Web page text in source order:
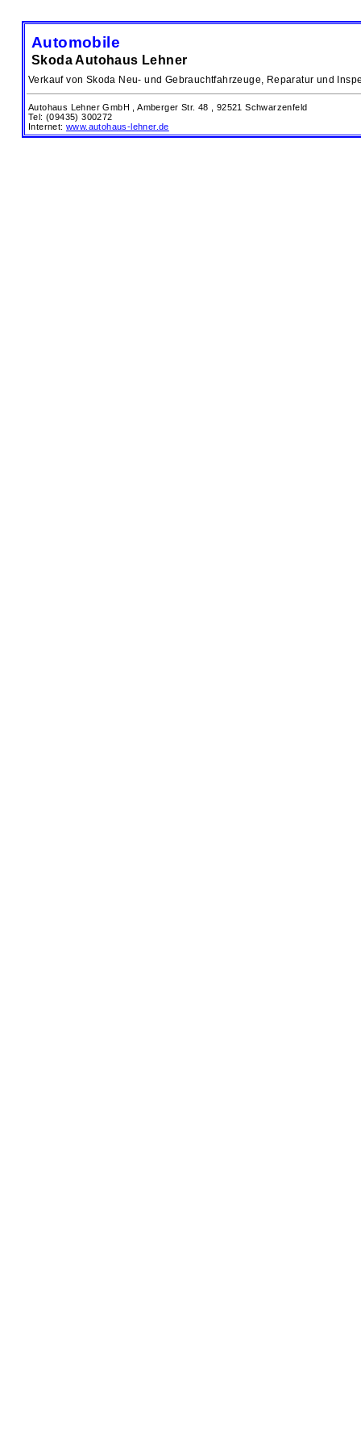
Automobile
Skoda Autohaus Lehner
Verkauf von Skoda Neu- und Gebrauchtfahrzeuge, Reparatur und
Autohaus Lehner GmbH ,Amberger Str. 48 , 92521 Schwarzenfeld
Tel: (09435) 300272
Internet:www.autohaus-lehner.de